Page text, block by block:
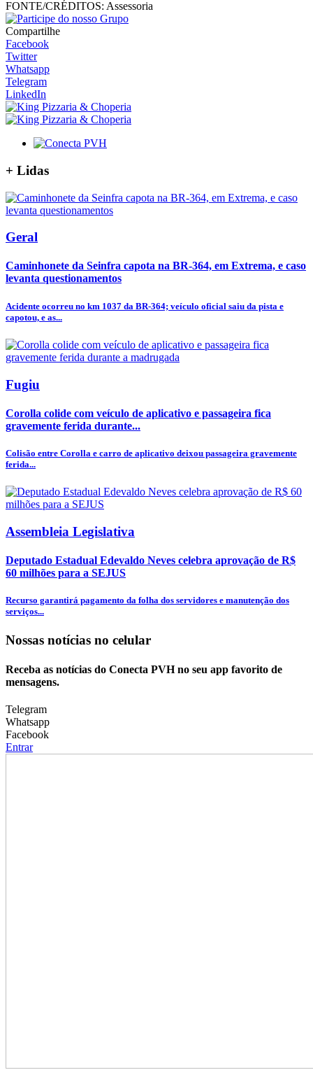
FONTE/CRÉDITOS: Assessoria
Compartilhe
Facebook
Twitter
Whatsapp
Telegram
LinkedIn
+ Lidas
Geral
Caminhonete da Seinfra capota na BR-364, em Extrema, e caso
levanta questionamentos
Acidente ocorreu no km 1037 da BR-364; veículo oficial saiu da pista e
capotou, e as...
Fugiu
Corolla colide com veículo de aplicativo e passageira fica
gravemente ferida durante...
Colisão entre Corolla e carro de aplicativo deixou passageira gravemente
ferida...
Assembleia Legislativa
Deputado Estadual Edevaldo Neves celebra aprovação de R$
60 milhões para a SEJUS
Recurso garantirá pagamento da folha dos servidores e manutenção dos
serviços...
Nossas notícias no celular
Receba as notícias do Conecta PVH no seu app favorito de
mensagens.
Telegram
Whatsapp
Facebook
Entrar